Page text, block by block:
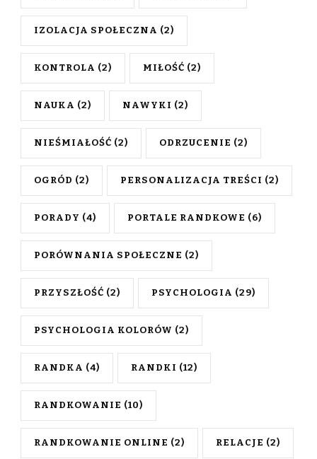
IZOLACJA SPOŁECZNA (2)
KONTROLA (2) MIŁOŚĆ (2)
NAUKA (2) NAWYKI (2)
NIEŚMIAŁOŚĆ (2) ODRZUCENIE (2)
OGRÓD (2) PERSONALIZACJA TREŚCI (2)
PORADY (4) PORTALE RANDKOWE (6)
PORÓWNANIA SPOŁECZNE (2)
PRZYSZŁOŚĆ (2) PSYCHOLOGIA (29)
PSYCHOLOGIA KOLORÓW (2)
RANDKA (4) RANDKI (12)
RANDKOWANIE (10)
RANDKOWANIE ONLINE (2) RELACJE (2)